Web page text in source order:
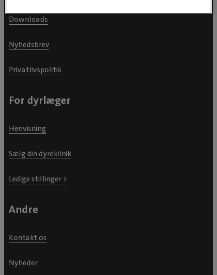
Downloads
Nyhedsbrev
Privatlivspolitik
For dyrlæger
Henvisning
Sælg din dyreklinik
Ledige stillinger >
Andre
Kontakt os
Nyheder